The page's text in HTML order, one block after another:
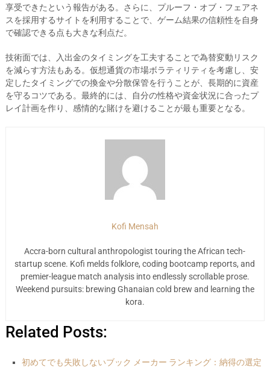
享受できたという報告がある。さらに、プルーフ・オブ・フェアネ
スを採用するサイトを利用することで、ゲーム結果の信頼性を自身
で確認できる点も大きな利点だ。
技術面では、入出金のタイミングを工夫することで為替変動リスク
を減らす方法もある。仮想通貨の市場ボラティリティを考慮し、安
定したタイミングでの換金や分散保管を行うことが、長期的に資産
を守るコツである。最終的には、自分の性格や資金状況に合ったプ
レイ計画を作り、感情的な賭けを避けることが最も重要となる。
Kofi Mensah
Accra-born cultural anthropologist touring the African tech-
startup scene. Kofi melds folklore, coding bootcamp reports, and
premier-league match analysis into endlessly scrollable prose.
Weekend pursuits: brewing Ghanaian cold brew and learning the
kora.
Related Posts:
初めてでも失敗しないブック メーカー ランキング：納得の選定